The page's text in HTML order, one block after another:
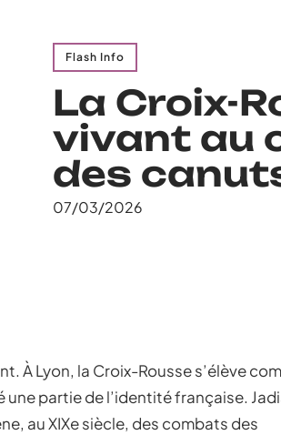
Flash Info
La Croix-
vivant au
des
07/03/2026
À Lyon, la Croix-Rousse s’élève
une partie de l’identité française.
au XIXe siècle, des combats des